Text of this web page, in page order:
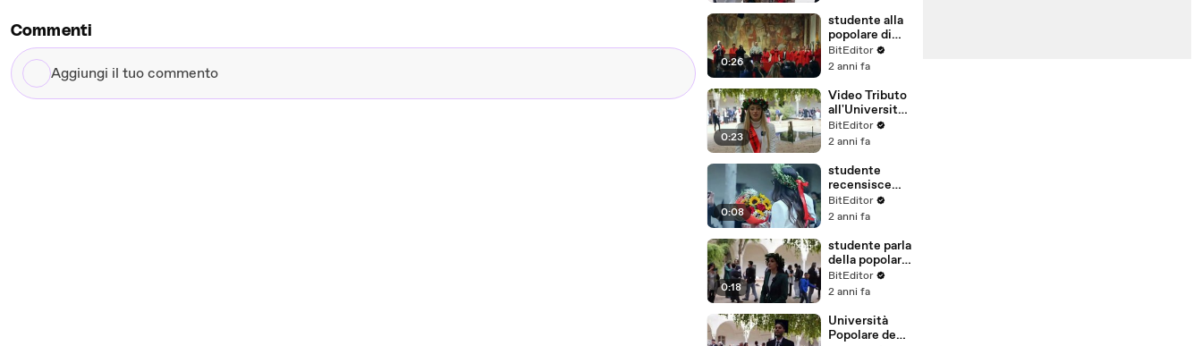
Commenti
Aggiungi
il
recensioni in
video
0:26
studente alla
popolare di
Milano
(Università
BitEditor
2 anni fa
0:23
Video Tributo
all'Università
Popolare degli
Studi di
BitEditor
2 anni fa
0:08
studente
recensisce
l'Università
Popolare di
BitEditor
2 anni fa
0:18
studente parla
della popolare
di Milano
BitEditor
2 anni fa
Università
Popolare degli